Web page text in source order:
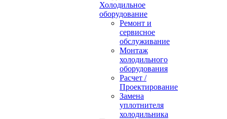
Холодильное
оборудование
Ремонт и
сервисное
обслуживание
Монтаж
холодильного
оборудования
Расчет /
Проектирование
Замена
уплотнителя
холодильника